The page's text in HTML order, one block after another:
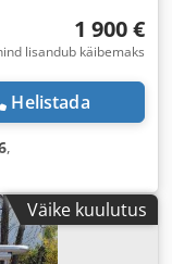
1 900 €
lisandub käibemaks
Helistada
,
Väike kuulutus